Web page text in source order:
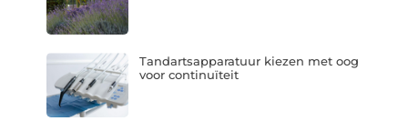
Tandartsapparatuur kiezen met oog
voor continuïteit